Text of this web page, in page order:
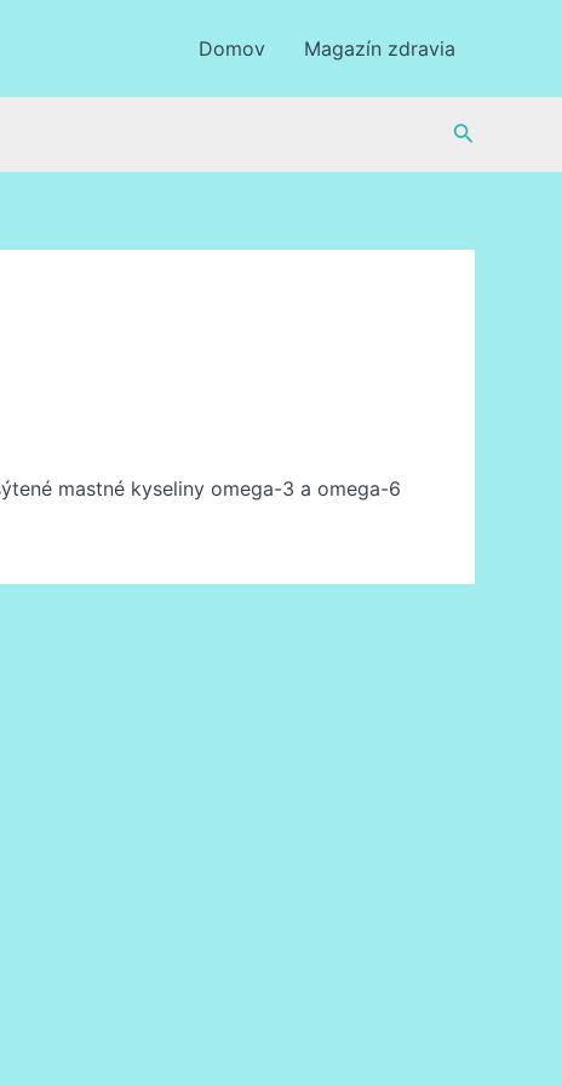
Domov Magazín zdravia
Hľadať
mastné kyseliny omega-3 a omega-6